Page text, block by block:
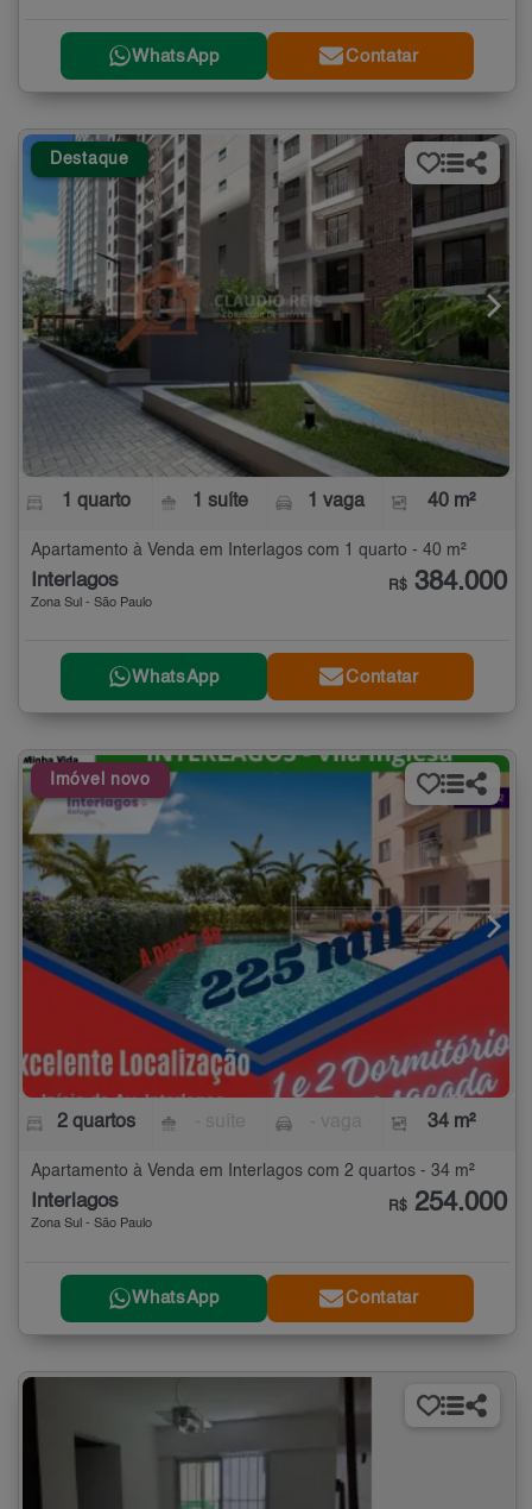
WhatsApp Contatar
Destaque
1 quarto 1 suíte 1 vaga 40 m²
Apartamento à Venda em Interlagos com 1 quarto - 40 m²
Interlagos
Zona Sul - São Paulo
R$ 384.000
WhatsApp Contatar
Imóvel novo
2 quartos 34 m²
Apartamento à Venda em Interlagos com 2 quartos - 34 m²
Interlagos
Zona Sul - São Paulo
R$ 254.000
WhatsApp Contatar